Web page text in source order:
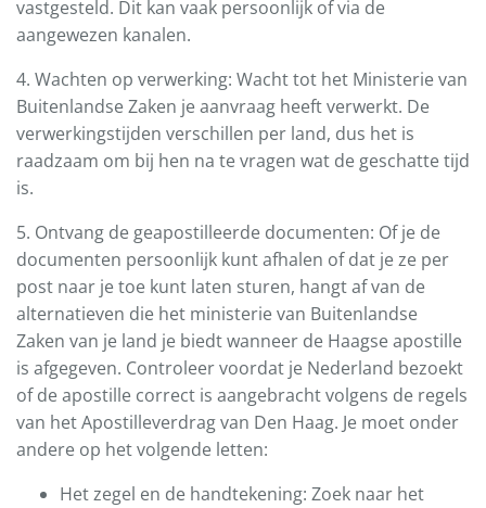
vastgesteld. Dit kan vaak persoonlijk of via de
aangewezen kanalen.
4. Wachten op verwerking: Wacht tot het Ministerie van
Buitenlandse Zaken je aanvraag heeft verwerkt. De
verwerkingstijden verschillen per land, dus het is
raadzaam om bij hen na te vragen wat de geschatte tijd
is.
5. Ontvang de geapostilleerde documenten: Of je de
documenten persoonlijk kunt afhalen of dat je ze per
post naar je toe kunt laten sturen, hangt af van de
alternatieven die het ministerie van Buitenlandse
Zaken van je land je biedt wanneer de Haagse apostille
is afgegeven. Controleer voordat je Nederland bezoekt
of de apostille correct is aangebracht volgens de regels
van het Apostilleverdrag van Den Haag. Je moet onder
andere op het volgende letten:
Het zegel en de handtekening: Zoek naar het